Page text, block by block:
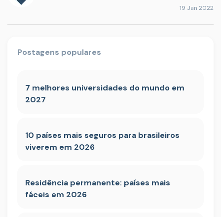
19 Jan 2022
Postagens populares
7 melhores universidades do mundo em
2027
10 países mais seguros para brasileiros
viverem em 2026
Residência permanente: países mais
fáceis em 2026